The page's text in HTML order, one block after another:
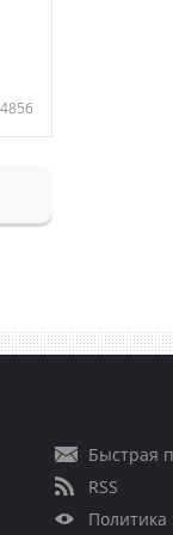
4856
Быстрая
RSS